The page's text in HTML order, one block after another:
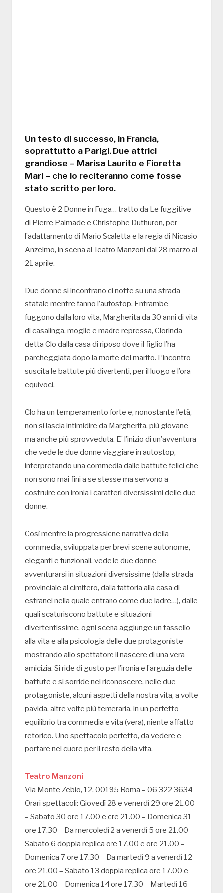
Un testo di successo, in Francia,
soprattutto a Parigi. Due attrici
grandiose – Marisa Laurito e Fioretta
Mari – che lo reciteranno come fosse
stato scritto per loro.
Questo è 2 Donne in Fuga… tratto da Le fuggitive
di Pierre Palmade e Christophe Duthuron, per
l’adattamento di Mario Scaletta e la regia di Nicasio
Anzelmo, in scena al Teatro Manzoni dal 28 marzo al
21 aprile.
Due donne si incontrano di notte su una strada
statale mentre fanno l’autostop. Entrambe
fuggono dalla loro vita, Margherita da 30 anni di vita
di casalinga, moglie e madre repressa, Clorinda
detta Clo dalla casa di riposo dove il figlio l’ha
parcheggiata dopo la morte del marito. L’incontro
suscita le battute più divertenti, per il luogo e l’ora
equivoci.
Clo ha un temperamento forte e, nonostante l’età,
non si lascia intimidire da Margherita, più giovane
ma anche più sprovveduta. E’ l’inizio di un’avventura
che vede le due donne viaggiare in autostop,
interpretando una commedia dalle battute felici che
non sono mai fini a se stesse ma servono a
costruire con ironia i caratteri diversissimi delle due
donne.
Così mentre la progressione narrativa della
commedia, sviluppata per brevi scene autonome,
eleganti e funzionali, vede le due donne
avventurarsi in situazioni diversissime (dalla strada
provinciale al cimitero, dalla fattoria alla casa di
estranei nella quale entrano come due ladre…), dalle
quali scaturiscono battute e situazioni
divertentissime, ogni scena aggiunge un tassello
alla vita e alla psicologia delle due protagoniste
mostrando allo spettatore il nascere di una vera
amicizia. Si ride di gusto per l’ironia e l’arguzia delle
battute e si sorride nel riconoscere, nelle due
protagoniste, alcuni aspetti della nostra vita, a volte
pavida, altre volte più temeraria, in un perfetto
equilibrio tra commedia e vita (vera), niente affatto
retorico. Uno spettacolo perfetto, da vedere e
portare nel cuore per il resto della vita.
Teatro Manzoni
Via Monte Zebio, 12, 00195 Roma – 06 322 3634
Orari spettacoli: Giovedì 28 e venerdì 29 ore 21.00
– Sabato 30 ore 17.00 e ore 21.00 – Domenica 31
ore 17.30 – Da mercoledì 2 a venerdì 5 ore 21.00 –
Sabato 6 doppia replica ore 17.00 e ore 21.00 –
Domenica 7 ore 17.30 – Da martedì 9 a venerdì 12
ore 21.00 – Sabato 13 doppia replica ore 17.00 e
ore 21.00 – Domenica 14 ore 17.30 – Martedì 16